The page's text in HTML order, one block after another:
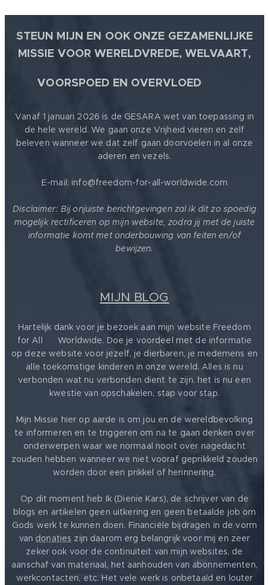
STEUN MIJN EN OOK ONZE GEZAMENLIJKE
MISSIE VOOR WERELDVREDE, WELVAART,
VOORSPOED EN OVERVLOED
Vanaf 1 januari 2026 is de GESARA wet van toepassing in
de hele wereld. We gaan onze Vrijheid vieren en zelf
beleven wanneer we dat zelf gaan doorvoelen in al onze
aderen en vezels.
E-mail: info@freedom-for-all-worldwide.com
Disclaimer: Bij onjuiste berichtgevingen zal ik dit zo spoedig
mogelijk rectificeren op mijn website, zodra jij met de juiste
informatie komt met onderbouwing van feiten en/of
bewijzen.
MIJN BLOG
Hartelijk dank voor je bezoek aan mijn website Freedom
for All ❤️ Worldwide. Doe je voordeel met de informatie
op deze website voor jezelf, je dierbaren, je medemens en
alle toekomstige kinderen in onze wereld. Alles is nu
verbonden wat nu verbonden dient te zijn. het is nu een
kwestie van opschakelen, stap voor stap.
Mijn Missie hier op aarde is om jou en de wereldbevolking
te informeren en te triggeren om na te gaan denken over
onderwerpen waar we normaal nooit over nagedacht
zouden hebben wanneer we niet vooraf geprikkeld zouden
worden door een prikkel of herinnering.
Op dit moment heb Ik (Dienie Kars), de schrijver van de
blogs en artikelen geen uitkering en geen betaalde job om
Gods werk te kunnen doen. Financiële bijdragen in de vorm
van donaties zijn daarom erg belangrijk voor mij en zeer
zeker ook voor de continuïteit van mijn websites, de
aanschaf van materiaal, het aanhouden van abonnementen,
werkcontacten, etc. Het vele werk is onbetaald en louter